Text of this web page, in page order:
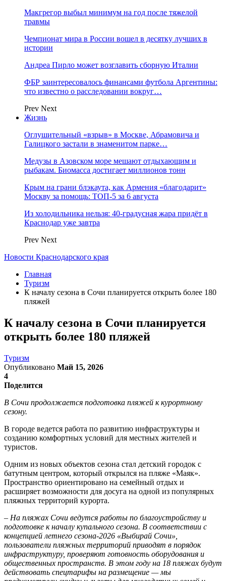
Макгрегор выбыл минимум на год после тяжелой
травмы
Чемпионат мира в России вошел в десятку лучших в
истории
Андреа Пирло может возглавить сборную Италии
ФБР заинтересовалось финансами футбола Аргентины:
что известно о расследовании вокруг…
Prev Next
Жизнь
Оглушительный «взрыв» в Москве, Абрамовича и
Галицкого застали в знаменитом парке…
Медузы в Азовском море мешают отдыхающим и
рыбакам. Биомасса достигает миллионов тонн
Крым на грани блэкаута, как Армения «благодарит»
Москву за помощь: ТОП-5 за 6 августа
Из холодильника нельзя: 40-градусная жара придёт в
Краснодар уже завтра
Prev Next
Новости Краснодарского края
Главная
Туризм
К началу сезона в Сочи планируется открыть более 180
пляжей
К началу сезона в Сочи планируется
открыть более 180 пляжей
Туризм
Опубликовано Май 15, 2026
4
Поделится
В Сочи продолжается подготовка пляжей к курортному
сезону.
В городе ведется работа по развитию инфраструктуры и
созданию комфортных условий для местных жителей и
туристов.
Одним из новых объектов сезона стал детский городок с
батутным центром, который открылся на пляже «Маяк».
Пространство ориентировано на семейный отдых и
расширяет возможности для досуга на одной из популярных
пляжных территорий курорта.
– На пляжах Сочи ведутся работы по благоустройству и
подготовке к началу купального сезона. В соответствии с
концепцией летнего сезона-2026 «Выбирай Сочи»,
пользователи пляжных территорий приводят в порядок
инфраструктуру, проверяют готовность оборудования и
общественных пространств. В этом году на 18 пляжах будут
действовать спецтарифы на размещение — мы